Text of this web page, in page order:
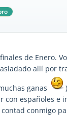
de Enero.
allí por
ganas
)
con españoles e
conmigo